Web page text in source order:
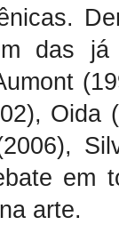
das
Oida
em
arte.